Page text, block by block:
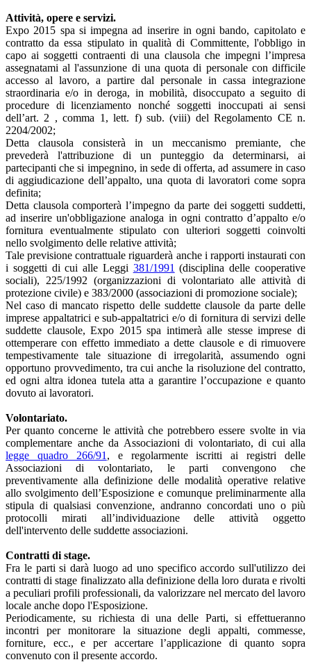
Attività, opere e servizi.
Expo 2015 spa si impegna ad inserire in ogni bando, capitolato e
contratto da essa stipulato in qualità di Committente, l'obbligo in
capo ai soggetti contraenti di una clausola che impegni l’impresa
assegnatami al l'assunzione di una quota di personale con difficile
accesso al lavoro, a partire dal personale in cassa integrazione
straordinaria e/o in deroga, in mobilità, disoccupato a seguito di
procedure di licenziamento nonché soggetti inoccupati ai sensi
dell’art. 2 , comma 1, lett. f) sub. (viii) del Regolamento CE n.
2204/2002;
Detta clausola consisterà in un meccanismo premiante, che
prevederà l'attribuzione di un punteggio da determinarsi, ai
partecipanti che si impegnino, in sede di offerta, ad assumere in caso
di aggiudicazione dell’appalto, una quota di lavoratori come sopra
definita;
Detta clausola comporterà l’impegno da parte dei soggetti suddetti,
ad inserire un'obbligazione analoga in ogni contratto d’appalto e/o
fornitura eventualmente stipulato con ulteriori soggetti coinvolti
nello svolgimento delle relative attività;
Tale previsione contrattuale riguarderà anche i rapporti instaurati con
i soggetti di cui alle Leggi 381/1991 (disciplina delle cooperative
sociali), 225/1992 (organizzazioni di volontariato alle attività di
protezione civile) e 383/2000 (associazioni di promozione sociale);
Nel caso di mancato rispetto delle suddette clausole da parte delle
imprese appaltatrici e sub-appaltatrici e/o di fornitura di servizi delle
suddette clausole, Expo 2015 spa intimerà alle stesse imprese di
ottemperare con effetto immediato a dette clausole e di rimuovere
tempestivamente tale situazione di irregolarità, assumendo ogni
opportuno provvedimento, tra cui anche la risoluzione del contratto,
ed ogni altra idonea tutela atta a garantire l’occupazione e quanto
dovuto ai lavoratori.
Volontariato.
Per quanto concerne le attività che potrebbero essere svolte in via
complementare anche da Associazioni di volontariato, di cui alla
legge quadro 266/91 , e regolarmente iscritti ai registri delle
Associazioni di volontariato, le parti convengono che
preventivamente alla definizione delle modalità operative relative
allo svolgimento dell’Esposizione e comunque preliminarmente alla
stipula di qualsiasi convenzione, andranno concordati uno o più
protocolli mirati all’individuazione delle attività oggetto
dell'intervento delle suddette associazioni.
Contratti di stage.
Fra le parti si darà luogo ad uno specifico accordo sull'utilizzo dei
contratti di stage finalizzato alla definizione della loro durata e rivolti
a peculiari profili professionali, da valorizzare nel mercato del lavoro
locale anche dopo l'Esposizione.
Periodicamente, su richiesta di una delle Parti, si effettueranno
incontri per monitorare la situazione degli appalti, commesse,
forniture, ecc., e per accertare l’applicazione di quanto sopra
convenuto con il presente accordo.